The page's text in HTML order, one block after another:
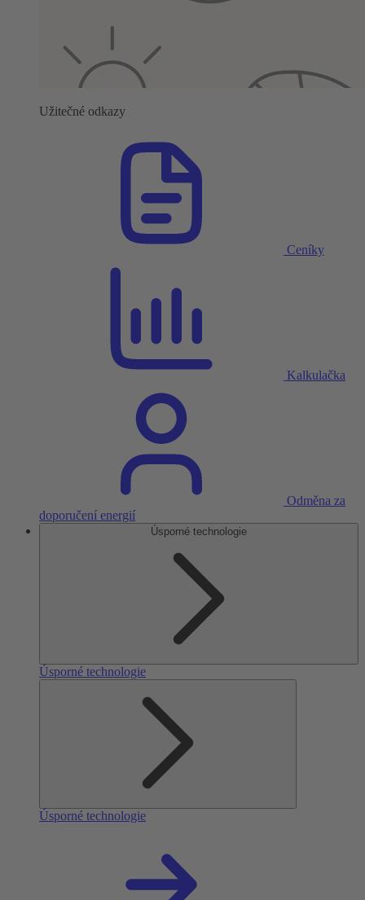
Užitečné odkazy
Ceníky
Kalkulačka
Odměna za
doporučení energií
Úsporné technologie
Úsporné technologie
Úsporné technologie